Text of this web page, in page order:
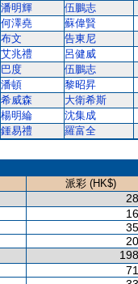
潘明輝 伍鵬志
何澤堯 蘇偉賢
布文 告東尼
艾兆禮 呂健威
巴度 伍鵬志
潘頓 黎昭昇
希威森 大衛希斯
楊明綸 沈集成
鍾易禮
羅富全
派彩 (HK$)